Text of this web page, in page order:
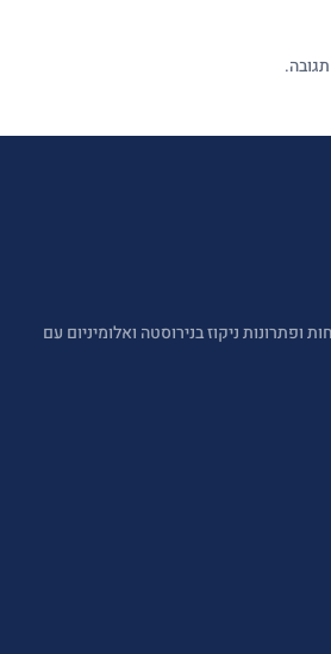
ופתרונות ניקוז בנירוסטה ואלומיניום עם